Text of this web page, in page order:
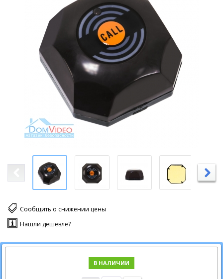
Сообщить о снижении цены
Нашли дешевле?
В НАЛИЧИИ